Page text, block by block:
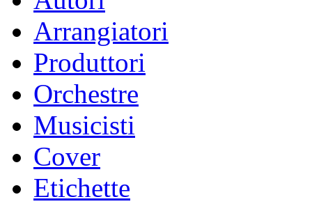
Arrangiatori
Produttori
Orchestre
Musicisti
Cover
Etichette